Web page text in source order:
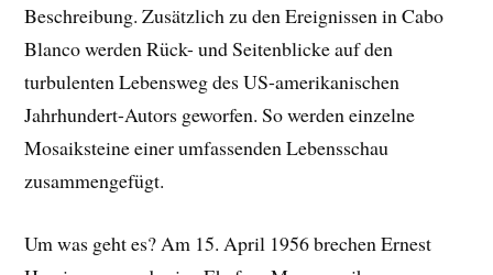
Beschreibung. Zusätzlich zu den Ereignissen in Cabo
Blanco werden Rück- und Seitenblicke auf den
turbulenten Lebensweg des US-amerikanischen
Jahrhundert-Autors geworfen. So werden einzelne
Mosaiksteine einer umfassenden Lebensschau
zusammengefügt.
Um was geht es? Am 15. April 1956 brechen Ernest